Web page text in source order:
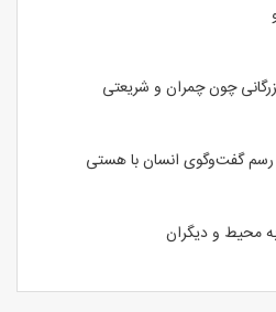
چون چمران و شریعتی
رسم گفت‌وگوی انسان با هستی
محیط و دیگران